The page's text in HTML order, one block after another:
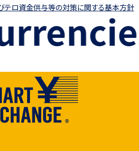
テロ資金供与等の対策に関する基本方針